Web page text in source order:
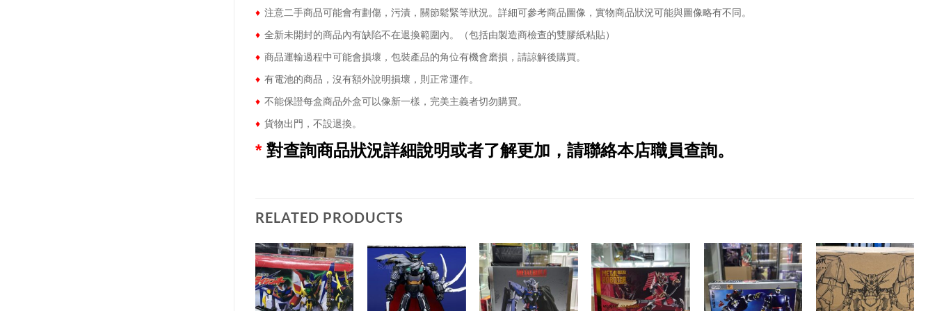
♦ 注意二手商品可能會有劃傷，污漬，關節鬆緊等狀況。詳細可參考商品圖像，實物商品狀況可能與圖像略有不同。
♦ 全新未開封的商品內有缺陷不在退換範圍內。（包括由製造商檢查的雙膠紙粘貼）
♦ 商品運輸過程中可能會損壞，包裝產品的角位有機會磨損，請諒解後購買。
♦ 有電池的商品，沒有額外說明損壞，則正常運作。
♦ 不能保證每盒商品外盒可以像新一樣，完美主義者切勿購買。
♦ 貨物出門，不設退換。
* 對查詢商品狀況詳細說明或者了解更加，請聯絡本店職員查詢。
RELATED PRODUCTS